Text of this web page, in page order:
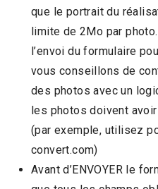
que le portrait du
limite de 2Mo par
l’envoi du formulaire
vous conseillons de
des photos avec un
les photos doivent
(par exemple, utilisez
convert.com)
Avant d’ENVOYER le